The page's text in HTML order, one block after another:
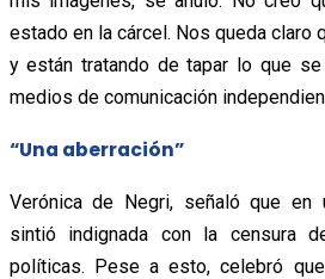
estado en la cárcel. Nos queda claro
y están tratando de tapar lo que
medios de comunicación
“Una aberración”
Verónica de Negri, señaló que en
sintió indignada con la censura
políticas. Pese a esto, celebró